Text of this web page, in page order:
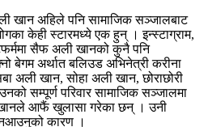
खान अहिले पनि सामाजिक सञ्जालबाट
केही स्टारमध्ये एक हुन् । इन्स्टाग्राम,
सैफ अली खानको कुनै पनि
बेगम अर्थात बलिउड अभिनेत्री करीना
अली खान, सोहा अली खान, छोराछोरी
सम्पूर्ण परिवार सामाजिक सञ्जालमा
आफैं खुलासा गरेका छन् । उनी
कारण ।